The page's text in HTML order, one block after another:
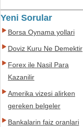
Yeni Sorular
Borsa Oynama yollari
Doviz Kuru Ne Demektir
Forex ile Nasil Para
Kazanilir
Amerika vizesi alirken
gereken belgeler
Bankalarin faiz oranlari